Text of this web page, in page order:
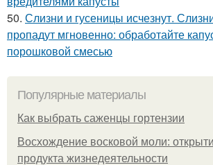
50. Слизни и гусеницы исчезнут.
пропадут мгновенно: обработайте
порошковой смесью
Популярные материалы
Как выбрать саженцы гортензии
Восхождение восковой моли:
продукта жизнедеятельности